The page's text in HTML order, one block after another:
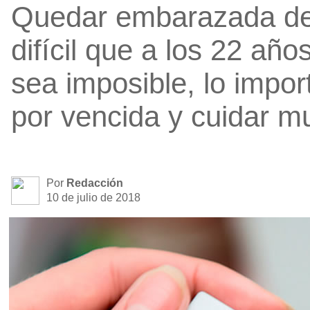
Quedar embarazada
difícil que a los 22
sea imposible, lo
por vencida y cuidar
Por Redacción
10 de julio de 2018